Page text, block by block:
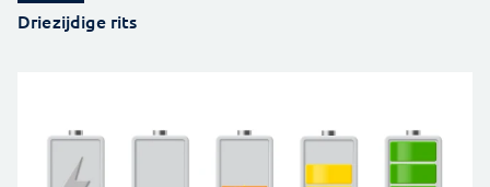
Driezijdige rits